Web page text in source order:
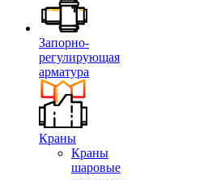
Запорно-
регулирующая
арматура
Краны
Краны
шаровые